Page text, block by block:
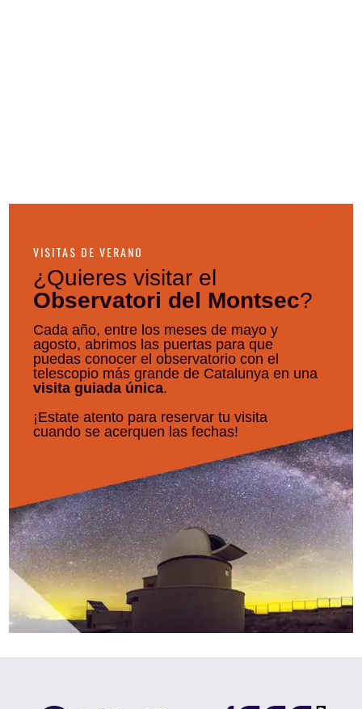
VISITAS DE VERANO
¿Quieres visitar el
Observatori del Montsec?
Cada año, entre los meses de mayo y
agosto, abrimos las puertas para que
puedas conocer el observatorio con el
telescopio más grande de Catalunya en una
visita guiada única
¡Estate atento para reservar tu visita
cuando se acerquen las fechas!